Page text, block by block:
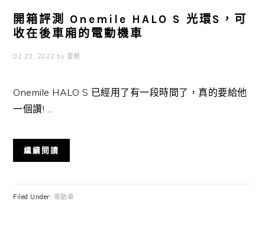
開箱評測 Onemile HALO S 光環S，可
收在後車廂的電動機車
02 23, 2022 by 雲爸
Onemile HALO S 已經用了有一段時間了，真的要給他
一個讚! ...
繼續閱讀
Filed Under: 電動車